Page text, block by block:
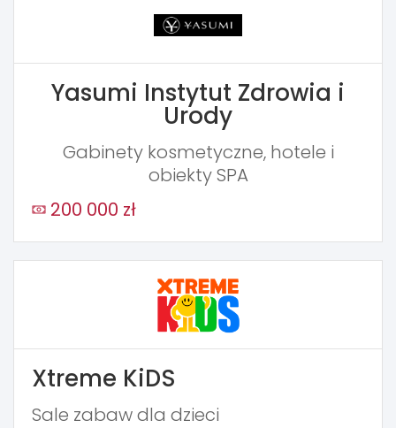
Yasumi Instytut Zdrowia i
Urody
Gabinety kosmetyczne, hotele i
obiekty SPA
200 000 zł
Xtreme KiDS
Sale zabaw dla dzieci